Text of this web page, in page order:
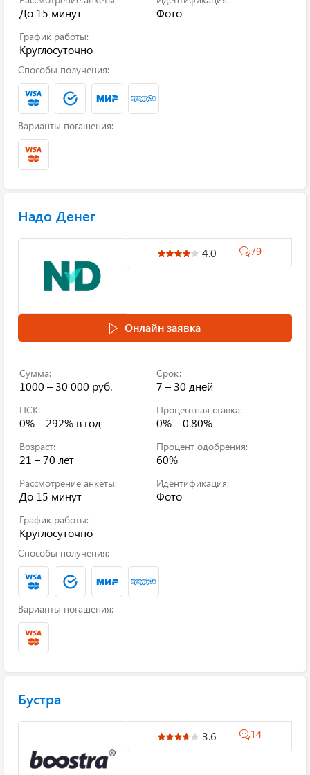
До 15 минут Фото
График работы:
Круглосуточно
Способы получения:
Варианты погашения:
Надо Денег
4.0 79
Онлайн заявка
Сумма:
1000 – 30 000 руб.
Срок:
7 – 30 дней
ПСК:
0% – 292% в год
Процентная ставка:
0% – 0.80%
Возраст:
21 – 70 лет
Процент одобрения:
60%
Рассмотрение анкеты:
До 15 минут
Идентификация:
Фото
График работы:
Круглосуточно
Способы получения:
Варианты погашения:
Бустра
3.6 14